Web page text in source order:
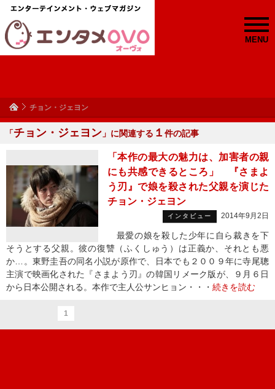
MENU
チョン・ジェヨン
「チョン・ジェヨン 」に関連する １ 件の記事
「本作の最大の魅力は、加害者の親
にも共感できるところ」 『さまよ
う刃』で娘を殺された父親を演じた
チョン・ジェヨン
インタビュー 2014年9月2日
最愛の娘を殺した少年に自ら裁きを下
そうとする父親。彼の復讐（ふくしゅう）は正義か、それとも悪
か…。東野圭吾の同名小説が原作で、日本でも２００９年に寺尾聰
主演で映画化された『さまよう刃』の韓国リメーク版が、９月６日
から日本公開される。本作で主人公サンヒョン・・・ 続きを読む
1